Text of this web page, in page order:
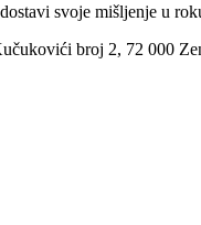
svoje mišljenje u
broj 2, 72 000